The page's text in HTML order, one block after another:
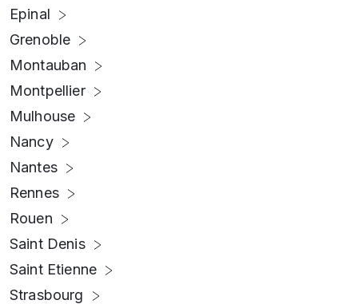
Epinal
Grenoble
Montauban
Montpellier
Mulhouse
Nancy
Nantes
Rennes
Rouen
Saint Denis
Saint Etienne
Strasbourg